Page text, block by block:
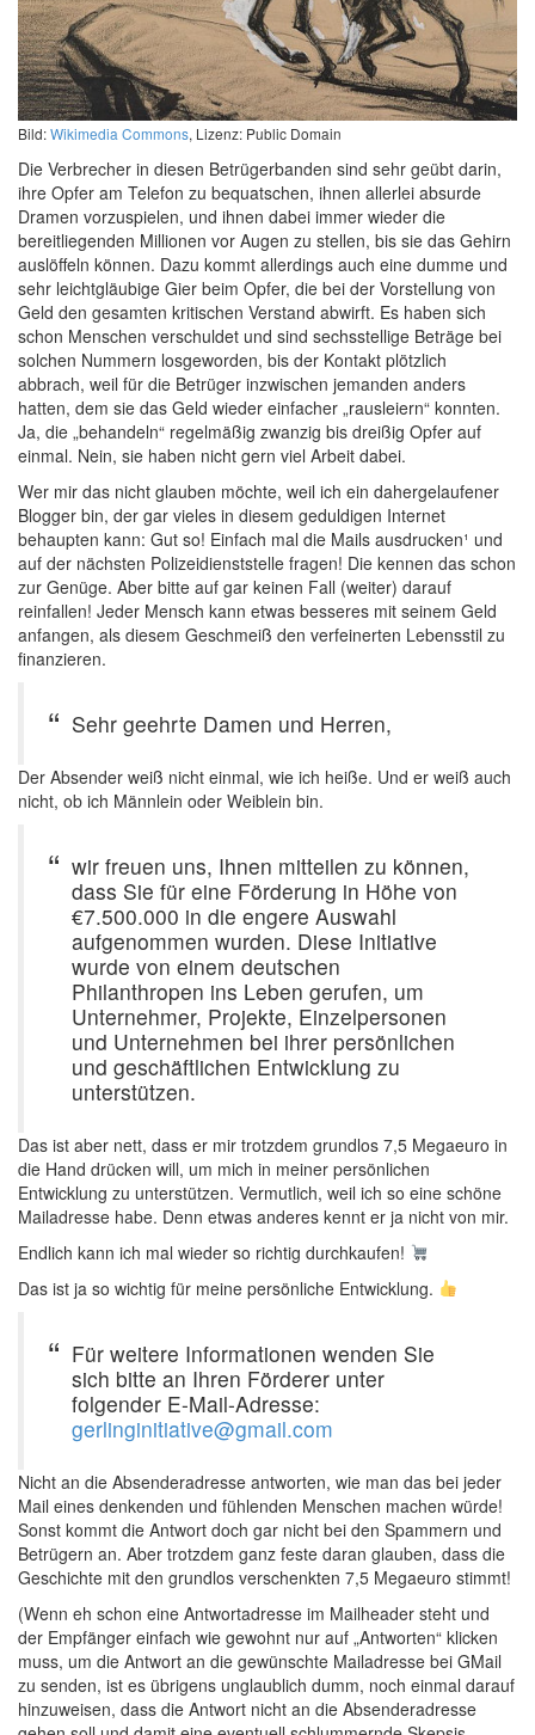
Bild:Wikimedia Commons, Lizenz: Public Domain
Die Verbrecher in diesen Betrügerbanden sind sehr geübt darin,
ihre Opfer am Telefon zu bequatschen, ihnen allerlei absurde
Dramen vorzuspielen, und ihnen dabei immer wieder die
bereitliegenden Millionen vor Augen zu stellen, bis sie das Gehirn
auslöffeln können. Dazu kommt allerdings auch eine dumme und
sehr leichtgläubige Gier beim Opfer, die bei der Vorstellung von
Geld den gesamten kritischen Verstand abwirft. Es haben sich
schon Menschen verschuldet und sind sechsstellige Beträge bei
solchen Nummern losgeworden, bis der Kontakt plötzlich
abbrach, weil für die Betrüger inzwischen jemanden anders
hatten, dem sie das Geld wieder einfacher „rausleiern“ konnten.
Ja, die „behandeln“ regelmäßig zwanzig bis dreißig Opfer auf
einmal. Nein, sie haben nicht gern viel Arbeit dabei.
Wer mir das nicht glauben möchte, weil ich ein dahergelaufener
Blogger bin, der gar vieles in diesem geduldigen Internet
behaupten kann: Gut so! Einfach mal die Mails ausdrucken¹ und
auf der nächsten Polizeidienststelle fragen! Die kennen das schon
zur Genüge. Aber bitte auf gar keinen Fall (weiter) darauf
reinfallen! Jeder Mensch kann etwas besseres mit seinem Geld
anfangen, als diesem Geschmeiß den verfeinerten Lebensstil zu
finanzieren.
Sehr geehrte Damen und Herren,
Der Absender weiß nicht einmal, wie ich heiße. Und er weiß auch
nicht, ob ich Männlein oder Weiblein bin.
wir freuen uns, Ihnen mitteilen zu können,
dass Sie für eine Förderung in Höhe von
€7.500.000 in die engere Auswahl
aufgenommen wurden. Diese Initiative
wurde von einem deutschen
Philanthropen ins Leben gerufen, um
Unternehmer, Projekte, Einzelpersonen
und Unternehmen bei ihrer persönlichen
und geschäftlichen Entwicklung zu
unterstützen.
Das ist aber nett, dass er mir trotzdem grundlos 7,5 Megaeuro in
die Hand drücken will, um mich in meiner persönlichen
Entwicklung zu unterstützen. Vermutlich, weil ich so eine schöne
Mailadresse habe. Denn etwas anderes kennt er ja nicht von mir.
Endlich kann ich mal wieder so richtig durchkaufen!
Das ist ja so wichtig für meine persönliche Entwicklung.
Für weitere Informationen wenden Sie
sich bitte an Ihren Förderer unter
folgender E-Mail-Adresse:
gerlinginitiative@gmail.com
Nicht an die Absenderadresse antworten, wie man das bei jeder
Mail eines denkenden und fühlenden Menschen machen würde!
Sonst kommt die Antwort doch gar nicht bei den Spammern und
Betrügern an. Aber trotzdem ganz feste daran glauben, dass die
Geschichte mit den grundlos verschenkten 7,5 Megaeuro stimmt!
(Wenn eh schon eine Antwortadresse im Mailheader steht und
der Empfänger einfach wie gewohnt nur auf „Antworten“ klicken
muss, um die Antwort an die gewünschte Mailadresse bei GMail
zu senden, ist es übrigens unglaublich dumm, noch einmal darauf
hinzuweisen, dass die Antwort nicht an die Absenderadresse